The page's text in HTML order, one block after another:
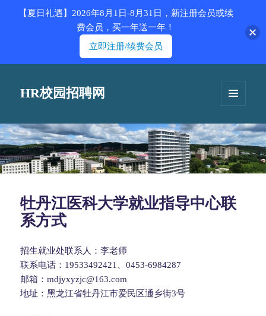
HR校园招聘网
牡丹江医科大学就业指导中心联
系方式
招生就业处联系人：李老师
联系电话：19533492421、0453-6984287
邮箱：mdjyxyzjc@163.com
地址：黑龙江省牡丹江市爱民区通乡街3号
【夏日礼遇】2026年8月1日-8月31日，新注册会员或续
费会员，买一年送一年！
立即注册/续费会员